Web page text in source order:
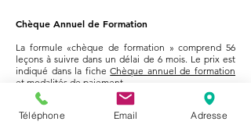
Chèque Annuel de Formation
La formule «chèque de formation » comprend 56
leçons à suivre dans un délai de 6 mois. Le prix est
indiqué dans la ficheChèque annuel de formation
et modalités de paiement.
< Langues Retour à l'accueil
Téléphone Email Adresse